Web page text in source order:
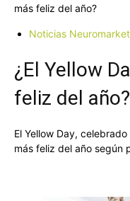
más feliz del año?
Noticias
¿El Yellow
feliz del año?
El Yellow Day,
más feliz del año según